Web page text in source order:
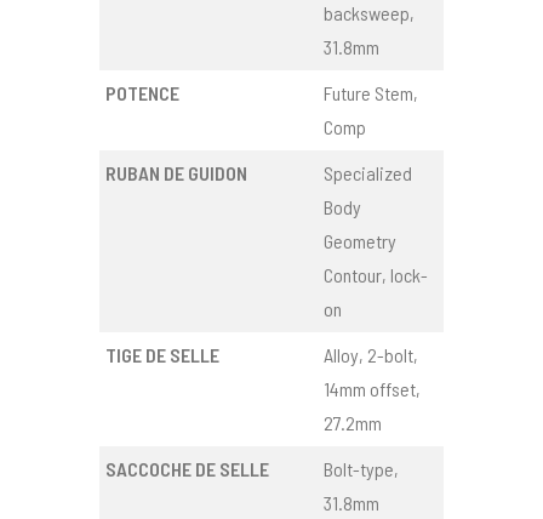
backsweep,
31.8mm
POTENCE
Future Stem,
Comp
RUBAN DE GUIDON
Specialized
Body
Geometry
Contour, lock-
on
TIGE DE SELLE
Alloy, 2-bolt,
14mm offset,
27.2mm
SACCOCHE DE SELLE
Bolt-type,
31.8mm